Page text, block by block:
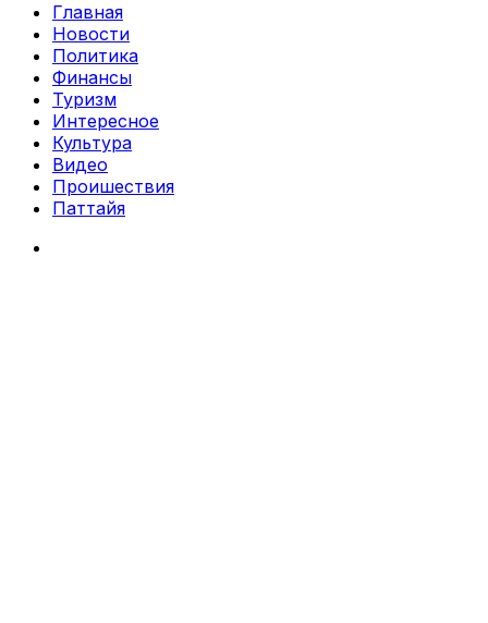
Главная
Новости
Политика
Финансы
Туризм
Интересное
Культура
Видео
Проишествия
Паттайя